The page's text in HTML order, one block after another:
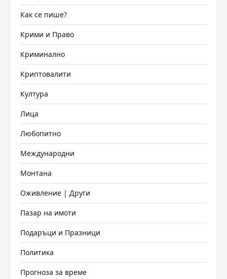
Как се пише?
Крими и Право
Криминално
Криптовалити
Култура
Лица
Любопитно
Международни
Монтана
Оживление | Други
Пазар на имоти
Подаръци и Празници
Политика
Прогноза за време